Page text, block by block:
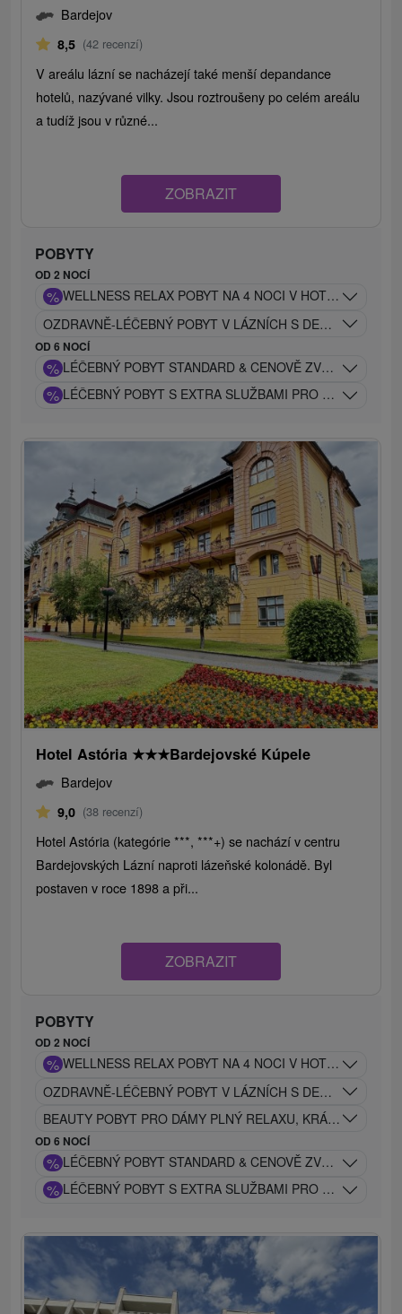
Bardejov
8,5 (42 recenzí)
V areálu lázní se nacházejí také menší depandance
hotelů, nazývané vilky. Jsou roztroušeny po celém areálu
a tudíž jsou v různé...
ZOBRAZIT
POBYTY
OD 2 NOCÍ
% WELLNESS RELAX POBYT NA 4 NOCI V HOTELU
OZDRAVNĚ-LÉČEBNÝ POBYT V LÁZNÍCH S DENNÍM
OD 6 NOCÍ
% LÉČEBNÝ POBYT STANDARD & CENOVĚ ZVÝHODNĚNÝ
% LÉČEBNÝ POBYT S EXTRA SLUŽBAMI PRO NÁROČNÉ
Hotel Astória ★★★Bardejovské Kúpele
Bardejov
9,0 (38 recenzí)
Hotel Astória (kategórie ***, ***+) se nachází v centru
Bardejovských Lázní naproti lázeňské kolonádě. Byl
postaven v roce 1898 a při...
ZOBRAZIT
POBYTY
OD 2 NOCÍ
% WELLNESS RELAX POBYT NA 4 NOCI V HOTELU
OZDRAVNĚ-LÉČEBNÝ POBYT V LÁZNÍCH S DENNÍM
BEAUTY POBYT PRO DÁMY PLNÝ RELAXU, KRÁSY A PÉČE
OD 6 NOCÍ
% LÉČEBNÝ POBYT STANDARD & CENOVĚ ZVÝHODNĚNÝ
% LÉČEBNÝ POBYT S EXTRA SLUŽBAMI PRO NÁROČNÉ